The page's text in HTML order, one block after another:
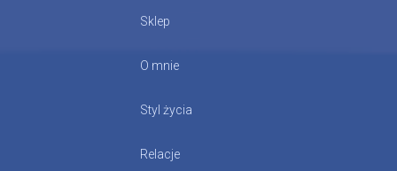
Sklep
O mnie
Styl życia
Relacje